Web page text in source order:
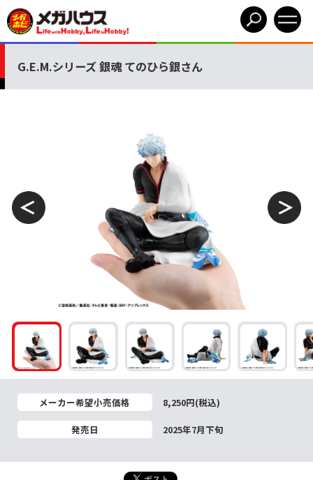
G.E.M.シリーズ 銀魂 てのひら銀さん
メーカー希望小売価格 8,250円(税込)
発売日 2025年7月下旬